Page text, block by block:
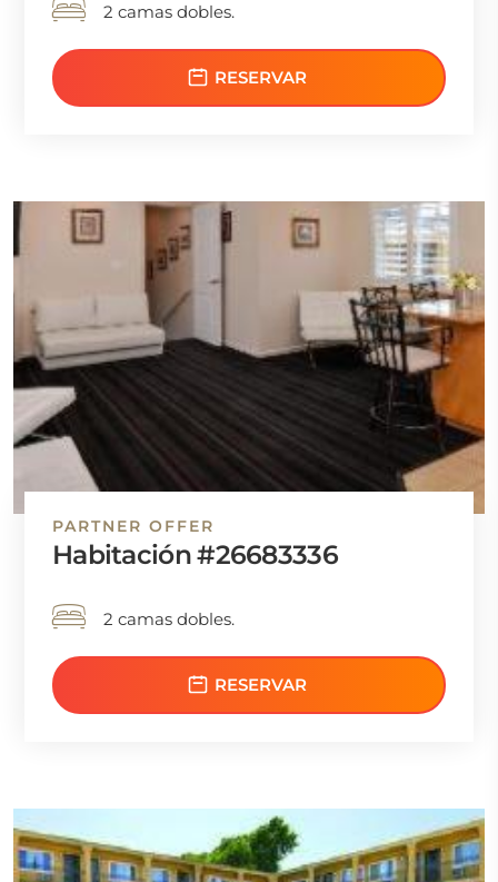
2 camas dobles.
RESERVAR
PARTNER OFFER
Habitación #26683336
2 camas dobles.
RESERVAR